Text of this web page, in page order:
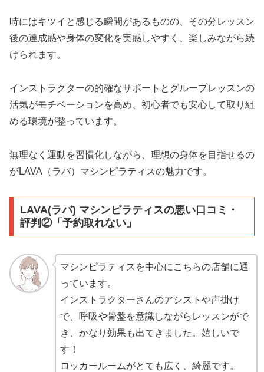
時にはキツイと感じる瞬間があるものの、その分レッスン
後の達成感や身体の変化を実感しやすく、楽しみながら続
けられます。
インストラクターの的確なサポートとグループレッスンの
活気がモチベーションを高め、初心者でも安心して取り組
める環境が整っています。
無理なく運動を習慣化しながら、理想の身体を目指せるの
がLAVA（ラバ）マシンピラティスの魅力です。
LAVA(ラバ) マシンピラティスの悪い口コミ・
評判②「予約取れない」
マシンピラティスを中心にこちらの店舗に通
っています。
インストラクターさんのアシストや声掛け
で、呼吸や骨盤を意識しながらレッスンがで
き、かなり効果も出てきました。嬉しいで
す！
ロッカールームがとても広く、綺麗です。